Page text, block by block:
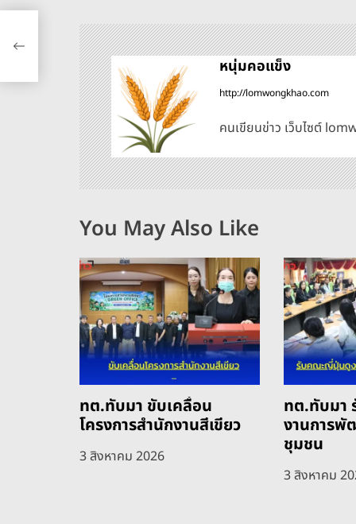
แ
น
ว
เ
รื่
อ
ง
หนุ่มคอแข็ง
http://lomwongkhao.com
คนเขียนข่าว เว็บไซต์
You May Also Like
ทต.ทับมา ขับเคลื่อน
โครงการสำนักงานสีเขียว
3 สิงหาคม 2026
ทต.ทับมา
งานการ
ชุมชน
3 สิงหาคม